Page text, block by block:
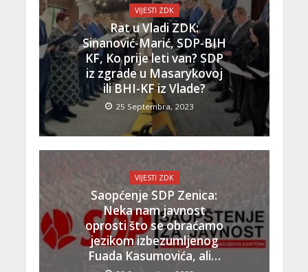
VIJESTI ZDK
Rat u Vladi ZDK:
Sinanović-Marić, SDP-BIH
KF, Ko prije leti van? SDP
iz zgrade u Masarykovoj
ili BHI-KF iz Vlade?
25 Septembra, 2023
VIJESTI ZDK
Saopćenje SDP Zenica:
Neka nam javnost
oprosti što se obraćamo
jezikom izbezumljenog
Fuada Kasumovića, ali…